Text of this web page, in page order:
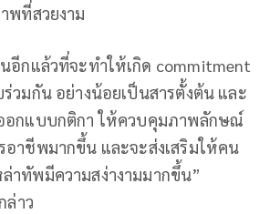
พที่สวยงาม
อีกแล้วที่จะทำให้เกิด commitment
วมกัน อย่างน้อยเป็นสารตั้งต้น และ
อกแบบกติกา ให้ควบคุมภาพลักษณ์
าชีพมากขึ้น และจะส่งเสริมให้คน
าทัพมีความสง่างามมากขึ้น”
ล่าว